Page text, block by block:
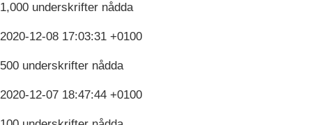
1,000 underskrifter nådda
2020-12-08 17:03:31 +0100
500 underskrifter nådda
2020-12-07 18:47:44 +0100